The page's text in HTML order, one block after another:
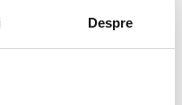
Despre